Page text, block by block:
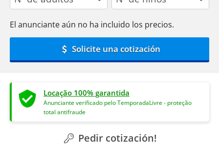
El anunciante aún no ha incluido los precios.
Solicite una cotización
Locação 100% garantida
Anunciante verificado pelo TemporadaLivre - proteção
total antifraude
Pedir cotización!